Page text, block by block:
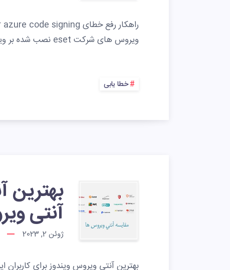
ویروس های شرکت eset نصب شده بر ویندوز های 10 ، هشداری با…
خطا یابی
بهترین
آنتی
ژوئن 2, 2023